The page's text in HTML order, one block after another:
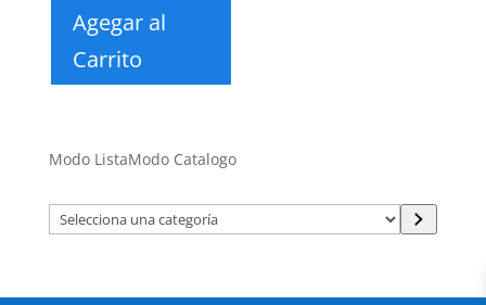
Agegar al
Carrito
Modo ListaModo Catalogo
Selecciona
una